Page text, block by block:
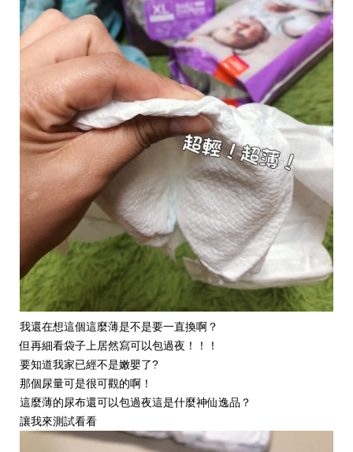
我還在想這個這麼薄是不是要一直換啊？
但再細看袋子上居然寫可以包過夜！！！
要知道我家已經不是嫩嬰了?
那個尿量可是很可觀的啊！
這麼薄的尿布還可以包過夜這是什麼神仙逸品？
讓我來測試看看